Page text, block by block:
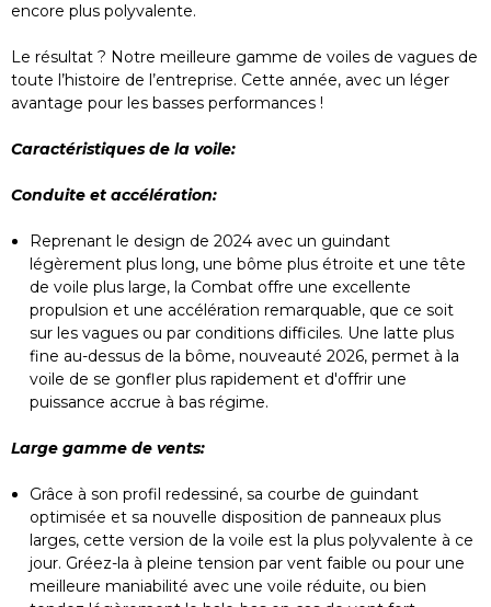
encore plus polyvalente.
Le résultat ? Notre meilleure gamme de voiles de vagues de
toute l’histoire de l’entreprise. Cette année, avec un léger
avantage pour les basses performances !
Caractéristiques de la voile:
Conduite et accélération:
Reprenant le design de 2024 avec un guindant
légèrement plus long, une bôme plus étroite et une tête
de voile plus large, la Combat offre une excellente
propulsion et une accélération remarquable, que ce soit
sur les vagues ou par conditions difficiles. Une latte plus
fine au-dessus de la bôme, nouveauté 2026, permet à la
voile de se gonfler plus rapidement et d'offrir une
puissance accrue à bas régime.
Large gamme de vents:
Grâce à son profil redessiné, sa courbe de guindant
optimisée et sa nouvelle disposition de panneaux plus
larges, cette version de la voile est la plus polyvalente à ce
jour. Gréez-la à pleine tension par vent faible ou pour une
meilleure maniabilité avec une voile réduite, ou bien